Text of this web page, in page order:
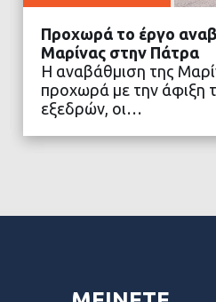
ΔΙΑΒΑΣΤΕ
Προχωρά το έργο
Μαρίνας στην Πάτρα
Η αναβάθμιση της
προχωρά με την άφιξη
εξεδρών, οι…